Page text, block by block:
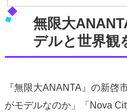
無限大
デルと世界観
『無限大ANANTA』の新啓
がモデルなのか」「Nova